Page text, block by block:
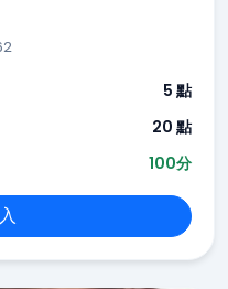
5 點
20 點
100分